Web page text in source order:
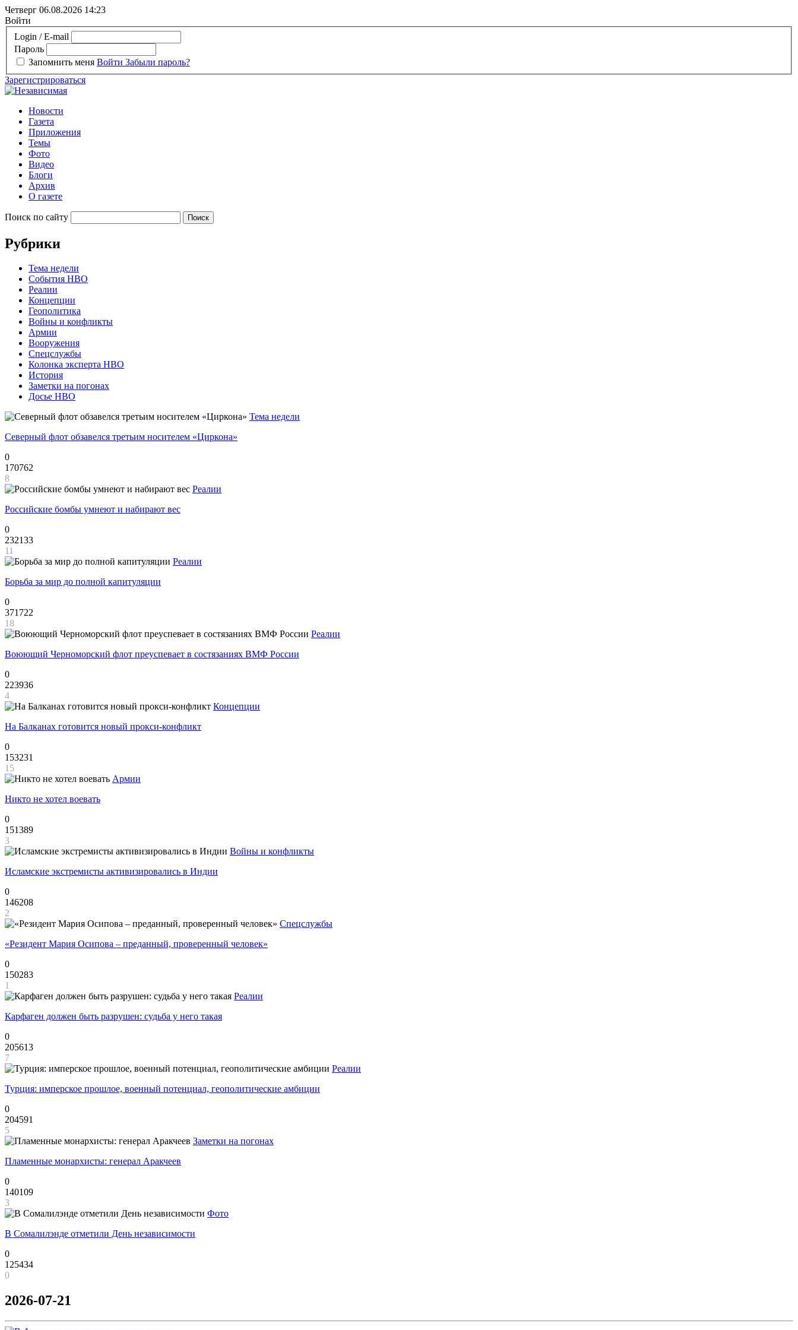
Четверг 06.08.2026 14:23
Войти
Login / E-mail
Пароль
Запомнить меня Войти Забыли пароль?
Зарегистрироваться
Новости
Газета
Приложения
Темы
Фото
Видео
Блоги
Архив
О газете
Поиск по сайту
Рубрики
Тема недели
События НВО
Реалии
Концепции
Геополитика
Войны и конфликты
Армии
Вооружения
Спецслужбы
Колонка эксперта НВО
История
Заметки на погонах
Досье НВО
Тема недели
Северный флот обзавелся третьим носителем «Циркона»
0
170762
8
Реалии
Российские бомбы умнеют и набирают вес
0
232133
11
Реалии
Борьба за мир до полной капитуляции
0
371722
18
Реалии
Воюющий Черноморский флот преуспевает в состязаниях ВМФ России
0
223936
4
Концепции
На Балканах готовится новый прокси-конфликт
0
153231
15
Армии
Никто не хотел воевать
0
151389
3
Войны и конфликты
Исламские экстремисты активизировались в Индии
0
146208
2
Спецслужбы
«Резидент Мария Осипова – преданный, проверенный человек»
0
150283
1
Реалии
Карфаген должен быть разрушен: судьба у него такая
0
205613
7
Реалии
Турция: имперское прошлое, военный потенциал, геополитические амбиции
0
204591
5
Заметки на погонах
Пламенные монархисты: генерал Аракчеев
0
140109
3
Фото
В Сомалилэнде отметили День независимости
0
125434
0
2026-07-21